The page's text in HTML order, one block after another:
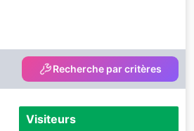
Recherche par critères
Visiteurs